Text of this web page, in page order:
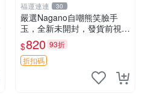
福運連連 30
嚴選Nagano自嘲熊笑臉手
玉，全新未開封，發貨前視頻
確認，海南 廣西 貴州 嚴選N
agano自嘲熊笑臉手玉，全新
未開封，發貨前視頻確認，四
$820 93折
折扣碼